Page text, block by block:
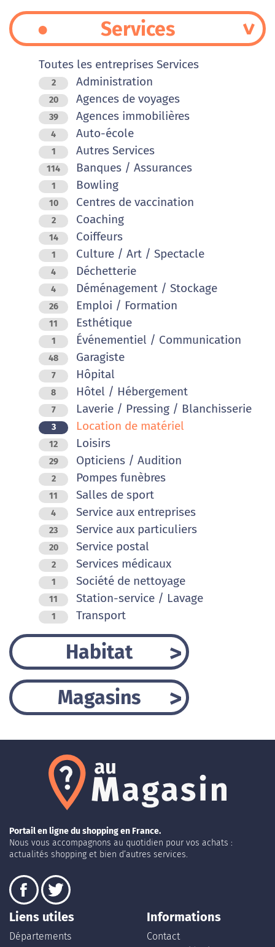
Services
Toutes les entreprises Services
2 Administration
20 Agences de voyages
39 Agences immobilières
4 Auto-école
1 Autres Services
114 Banques / Assurances
1 Bowling
10 Centres de vaccination
2 Coaching
14 Coiffeurs
1 Culture / Art / Spectacle
4 Déchetterie
4 Déménagement / Stockage
26 Emploi / Formation
11 Esthétique
1 Événementiel / Communication
48 Garagiste
7 Hôpital
8 Hôtel / Hébergement
7 Laverie / Pressing / Blanchisserie
3 Location de matériel
12 Loisirs
29 Opticiens / Audition
2 Pompes funèbres
11 Salles de sport
4 Service aux entreprises
23 Service aux particuliers
20 Service postal
2 Services médicaux
1 Société de nettoyage
11 Station-service / Lavage
1 Transport
Habitat
Magasins
Portail en ligne du shopping en France.
Nous vous accompagnons au quotidien pour vos achats :
actualités shopping et bien d’autres services.
Liens utiles
Départements
Informations
Contact